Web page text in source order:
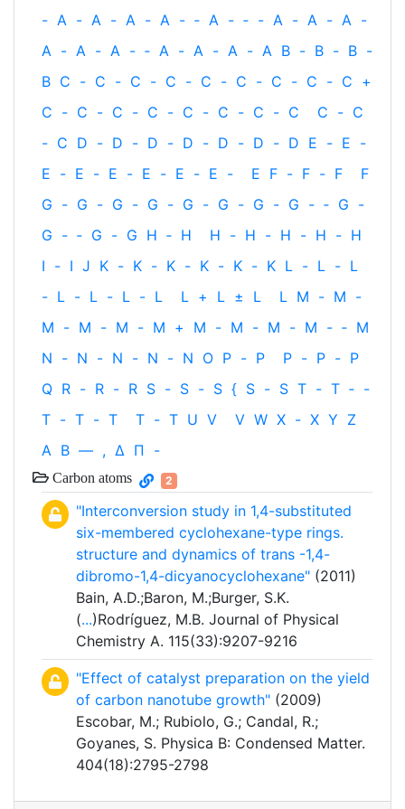
- A - A - A - A - ‐ A - ‐ - A - A - A -
A - A - A - ‐ A - A - A - A B - B - B -
B C - C - C - C - C - C - C - C - C +
C - C - C - C - C - C - C - C C - C
- C D - D - D - D - D - D - D E - E -
E - E - E - E - E - E - E F - F - F
F
G - G - G - G - G - G - G - G - ‐ G -
G - ‐ G - G H ‐ H H - H - H - H - H
I - I J K - K - K - K - K - K L - L - L
- L - L - L - L L + L ± L L M - M -
M - M - M - M + M - M - M - M - ‐ M
N - N - N - N - N O P - P P - P - P
Q R - R - R S - S - S { S - S T - T ‐ -
T - T - T T - T U V V W X - X Y Z
Α Β — , Δ Π -
Carbon atoms 2
"Interconversion study in 1,4-substituted
six-membered cyclohexane-type rings.
structure and dynamics of trans -1,4-
dibromo-1,4-dicyanocyclohexane" (2011)
Bain, A.D.;Baron, M.;Burger, S.K.
(...)Rodríguez, M.B. Journal of Physical
Chemistry A. 115(33):9207-9216
"Effect of catalyst preparation on the yield
of carbon nanotube growth" (2009)
Escobar, M.; Rubiolo, G.; Candal, R.;
Goyanes, S. Physica B: Condensed Matter.
404(18):2795-2798